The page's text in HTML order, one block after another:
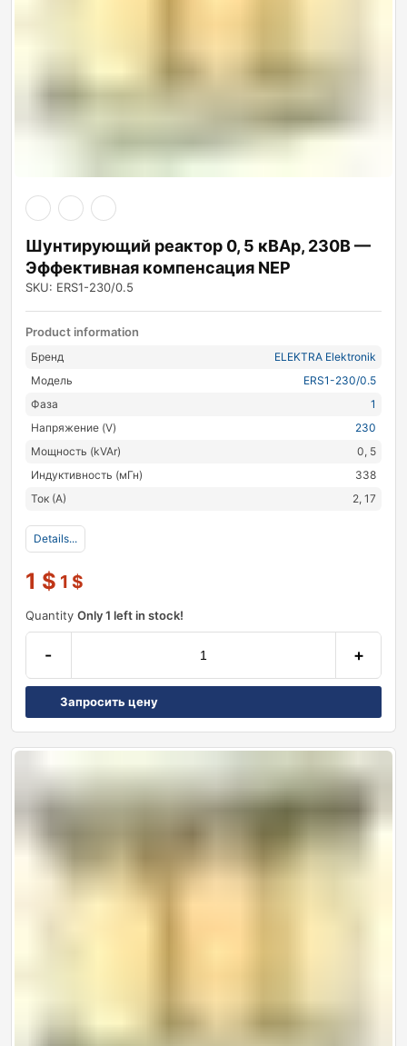
Шунтирующий реактор 0, 5 кВАр, 230В —
Эффективная компенсация NEP
SKU: ERS1-230/0.5
Product information
Бренд
ELEKTRA Elektronik
Модель
ERS1-230/0.5
Фаза
1
Напряжение (V)
230
Мощность (kVAr)
0, 5
Индуктивность (мГн)
338
Ток (А)
2, 17
Details...
1 $ 1 $
Quantity Only 1 left in stock!
- +
Запросить цену